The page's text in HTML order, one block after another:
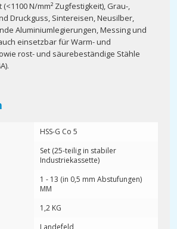
N/mm² Zugfestigkeit), Grau-,
Druckguss, Sintereisen, Neusilber,
Aluminiumlegierungen, Messing und
einsetzbar für Warm- und
rost- und säurebeständige Stähle
HSS-G Co 5
Set (25-teilig in stabiler
Industriekassette)
1 - 13 (in 0,5 mm Abstufungen)
MM
1,2 KG
Landefeld